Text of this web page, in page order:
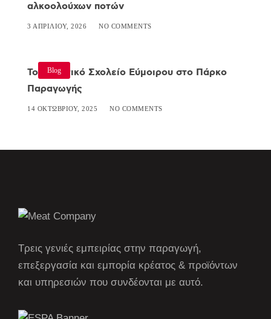
αλκοολούχων ποτών
3 ΑΠΡΙΛΊΟΥ, 2026 NO COMMENTS
Blog
Το Δημοτικό Σχολείο Εύμοιρου στο Πάρκο
Παραγωγής
14 ΟΚΤΩΒΡΊΟΥ, 2025 NO COMMENTS
Τρεις γενιές εμπειρίας στην παραγωγή,
επεξεργασία και εμπορία κρέατος & προϊόντων
και υπηρεσιών που συνδέονται με αυτό.